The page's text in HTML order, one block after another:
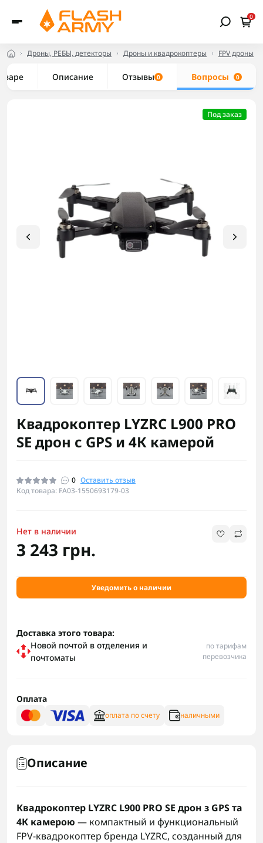
0
Дроны, РЕБЫ, детекторы Дроны и квадрокоптеры FPV дроны
Описание Отзывы 0 Вопросы 0
Под заказ
Квадрокоптер LYZRC L900 PRO
SE дрон с GPS и 4К камерой
0 Оставить отзыв
Код товара: FA03-1550693179-03
Нет в наличии
3 243 грн.
Уведомить о наличии
Доставка этого товара:
Новой почтой в отделения и
почтоматы
по тарифам
перевозчика
Оплата
оплата по счету наличными
Описание
Квадрокоптер LYZRC L900 PRO SE дрон з GPS та
4К камерою — компактный и функциональный
FPV-квадрокоптер бренда LYZRC, созданный для